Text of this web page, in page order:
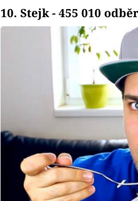
10. Stejk - 455 010